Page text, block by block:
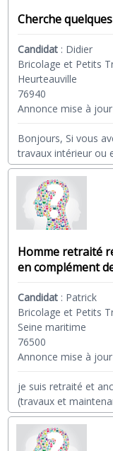
Cherche
Candidat : Didier
Bricolage et Petits
Heurteauville
76940
Annonce mise à
Bonjours, Si vous
travaux intérieur ou
Homme retraité
en complément
Candidat : Patrick
Bricolage et Petits
Seine maritime
76500
Annonce mise à
je suis retraité et
(travaux et